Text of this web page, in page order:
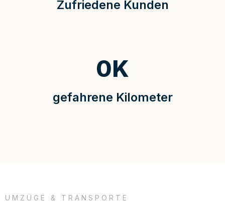
Zufriedene Kunden
gefahrene Kilometer
0K
UMZÜGE & TRANSPORTE